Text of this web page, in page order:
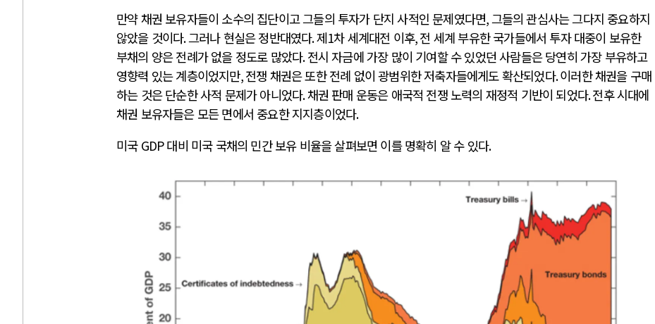
만약 채권 보유자들이 소수의 집단이고 그들의 투자가 단지 사적인 문제였다면,그들의 관심사는 그다지 중요하지
않았을 것이다.그러나 현실은 정반대였다.제1차 세계대전 이후,전 세계 부유한 국가들에서 투자 대중이 보유한
부채의 양은 전례가 없을 정도로 많았다.전시 자금에 가장 많이 기여할 수 있었던 사람들은 당연히 가장 부유하고
영향력 있는 계층이었지만,전쟁 채권은 또한 전례 없이 광범위한 저축자들에게도 확산되었다.이러한 채권을 구매
하는 것은 단순한 사적 문제가 아니었다.채권 판매 운동은 애국적 전쟁 노력의 재정적 기반이 되었다.전후 시대에
채권 보유자들은 모든 면에서 중요한 지지층이었다.
미국 GDP대비 미국 국채의 민간 보유 비율을 살펴보면 이를 명확히 알 수 있다.